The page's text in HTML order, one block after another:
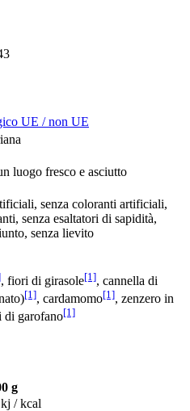
UE / non UE
luogo fresco e asciutto
senza coloranti artificiali,
senza esaltatori di sapidità,
senza lievito
, fiori di girasole[1], cannella di
[1], cardamomo[1], zenzero in
di garofano[1]
g
/ kcal